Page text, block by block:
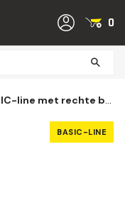
0
bomen (8 t/m 10 sporten)
BASIC-LINE